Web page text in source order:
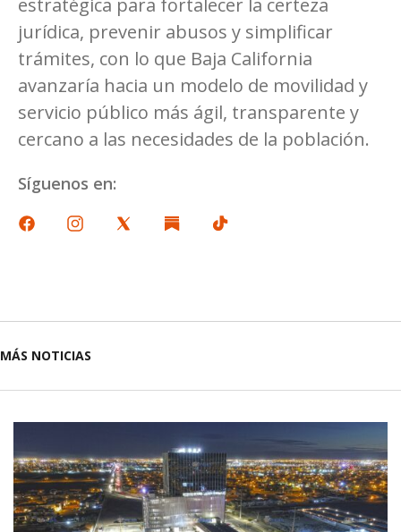
jurídica, prevenir abusos y simplificar
trámites, con lo que Baja California
avanzaría hacia un modelo de movilidad y
servicio público más ágil, transparente y
cercano a las necesidades de la población.
Síguenos en:
MÁS NOTICIAS